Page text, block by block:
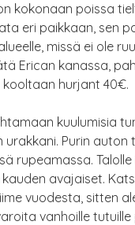
kokonaan poissa
eri paikkaan, sen
missä ei ole
Erican kanassa,
kooltaan hurjant 40€.
kuulumisia
urakkani. Purin auton
rupeamassa. Talolle
kauden avajaiset.
vuodesta, sitten
vanhoille tutuille